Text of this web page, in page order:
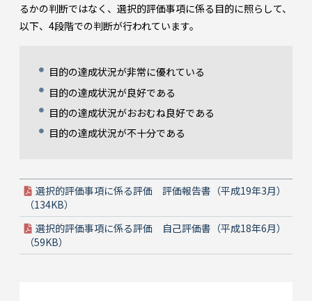
るかの判断ではなく、選択的評価事項に係る目的に照らして、
以下、4段階での判断が行われています。
目的の達成状況が非常に優れている
目的の達成状況が良好である
目的の達成状況がおおむね良好である
目的の達成状況が不十分である
選択的評価事項に係る評価 評価報告書（平成19年3月）
（134KB）
選択的評価事項に係る評価 自己評価書（平成18年6月）
（59KB）